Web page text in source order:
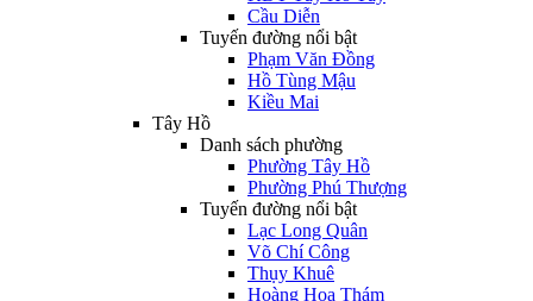
Cầu Diễn
Tuyến đường nổi bật
Phạm Văn Đồng
Hồ Tùng Mậu
Kiều Mai
Tây Hồ
Danh sách phường
Phường Tây Hồ
Phường Phú Thượng
Tuyến đường nổi bật
Lạc Long Quân
Võ Chí Công
Thụy Khuê
Hoàng Hoa Thám